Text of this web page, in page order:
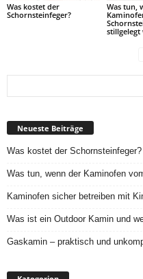
Was kostet der
Schornsteinfeger?
Was tun,
stillgelegt
Neueste Beiträge
Was kostet der Schornsteinfeger?
Was tun, wenn der Kaminofen
Kaminofen sicher betreiben mit
Was ist ein Outdoor Kamin und
Gaskamin – praktisch und